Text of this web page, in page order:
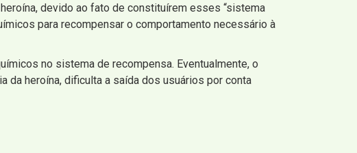
devido ao fato de constituírem esses “sistema
para recompensar o comportamento necessário à
no sistema de recompensa. Eventualmente, o
da heroína, dificulta a saída dos usuários por conta